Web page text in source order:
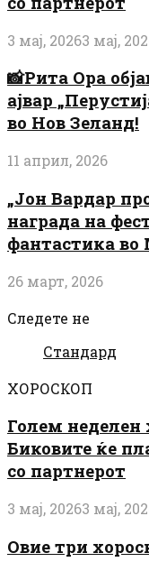
3 мај, 20263 мај,
📸Рита Ора
ајвар
во Нов Зеланд!
11 април, 2026
„Јон Вардар
награда на
фантастика во
26 март, 2026
Следете не
Стандард
ХОРОСКОП
Голем неделен
Биковите ќе
со партнерот
3 мај, 20263 мај,
Овие три